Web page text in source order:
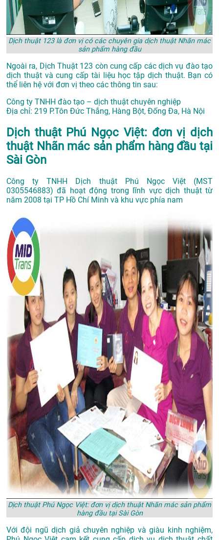
Dịch thuật 123 là đơn vị có các chuyên gia dịch thuật Nhãn mác
sản phẩm hàng đầu
Ngoài ra, Dịch Thuật 123 còn cung cấp các dịch vụ đào tạo
dịch thuật và cung cấp tài liệu học tập dịch thuật. Bạn có
thể liên hệ với đơn vị theo các thông tin sau:
Công ty TNHH đào tạo – dịch thuật chuyên nghiệp
Địa chỉ: 219 P.Tôn Đức Thắng, Hàng Bột, Đống Đa, Hà Nội
Dịch thuật Phú Ngọc Việt: đơn vị dịch
thuật Nhãn mác sản phẩm hàng đầu tại
Sài Gòn
Công ty TNHH Dịch thuật Phú Ngọc Việt (MST
0305546883) đã hoạt động trong lĩnh vực dịch thuật từ
năm 2008 tại TP Hồ Chí Minh và khu vực phía nam
Dịch thuật Phú Ngọc Việt: đơn vị dịch thuật Nhãn mác sản phẩm
hàng đầu tại Sài Gòn
Với đội ngũ dịch giả chuyên nghiệp và giàu kinh nghiệm,